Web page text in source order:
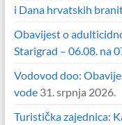
i Dana hrvatskih
Obavijest o
Starigrad – 06.08. na
Vodovod doo:
vode 31. srpnja 2026.
Turistička zajednica: